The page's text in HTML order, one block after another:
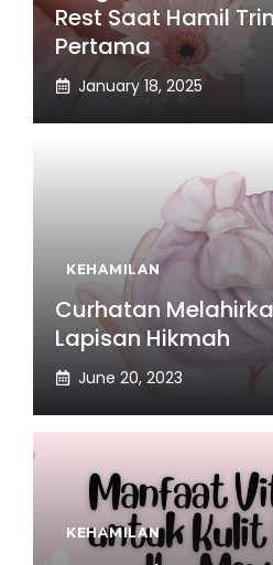
Rest Saat Hamil
Pertama
January 18, 2025
KEHAMILAN
Curhatan
Lapisan Hikmah
June 20, 2023
KEHAMILAN